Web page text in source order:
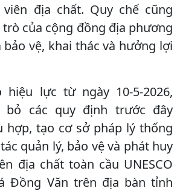
địa chất. Quy chế cũng
của cộng đồng địa phương
vệ, khai thác và hưởng lợi
hiệu lực từ ngày 10-5-2026,
bỏ các quy định trước đây
hợp, tạo cơ sở pháp lý thống
quản lý, bảo vệ và phát huy
địa chất toàn cầu UNESCO
Đồng Văn trên địa bàn tỉnh